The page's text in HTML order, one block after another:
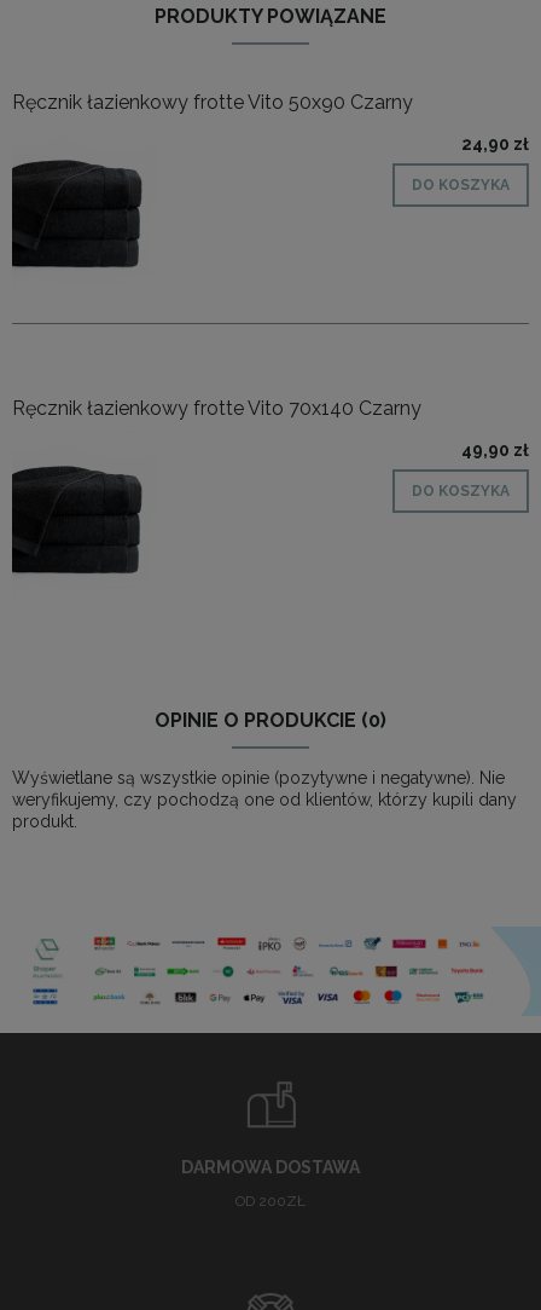
PRODUKTY POWIĄZANE
Ręcznik łazienkowy frotte Vito 50x90 Czarny
24,90 zł
DO KOSZYKA
Ręcznik łazienkowy frotte Vito 70x140 Czarny
49,90 zł
DO KOSZYKA
OPINIE O PRODUKCIE (0)
Wyświetlane są wszystkie opinie (pozytywne i negatywne). Nie
weryfikujemy, czy pochodzą one od klientów, którzy kupili dany
produkt.
DARMOWA DOSTAWA
OD 200ZŁ